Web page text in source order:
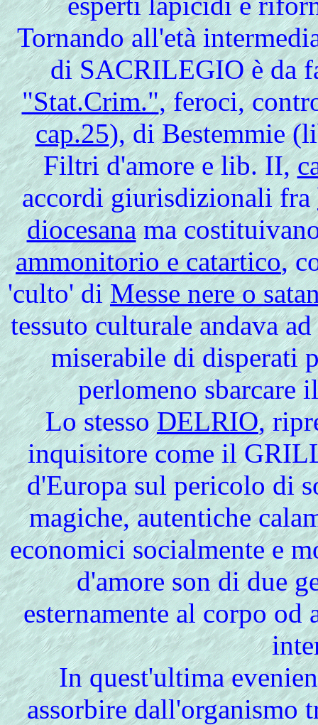
Tornando all'età
di SACRILEGIO è da
"Stat.Crim.", feroci,
cap.25), di Bestemmie
Filtri d'amore e lib. II,
accordi giurisdizionali fra
diocesanama
ammonitorio e catartico,
'culto' diMesse nere o
tessuto culturale andava
miserabile di disperati
perlomeno sbarcare
LostessoDELRIO,
inquisitore come il
d'Europa sul pericolo di
magiche, autentiche
economici socialmente e
d'amore son di due
esternamente al corpo
In quest'ultima
assorbire dall'organismo